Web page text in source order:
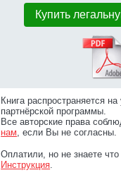
Купить
Книга распространяется на
партнёрской программы.
Все авторские права
нам, если Вы не согласны.
Оплатили, но не знаете
Инструкция.